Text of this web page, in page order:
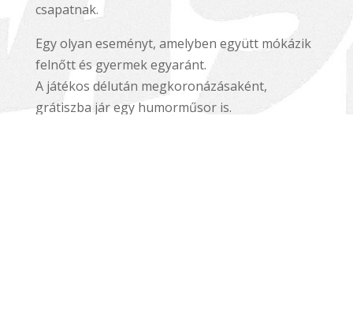
csapatnak.
Egy olyan eseményt, amelyben együtt mókázik
felnőtt és gyermek egyaránt.
A játékos délután megkoronázásaként,
grátiszba jár egy humorműsor is.